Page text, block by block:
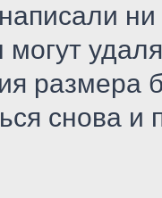
размера
снова и